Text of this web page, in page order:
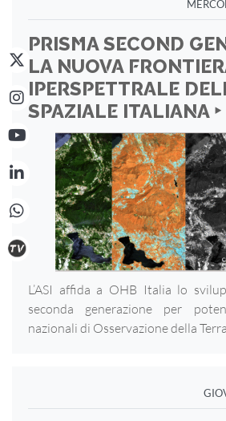
PRISMA SECOND
LA NUOVA
IPERSPETTRALE
SPAZIALE ITALIANA ‣
L’ASI affida a OHB Italia lo
seconda generazione per
nazionali di Osservazione della Terra